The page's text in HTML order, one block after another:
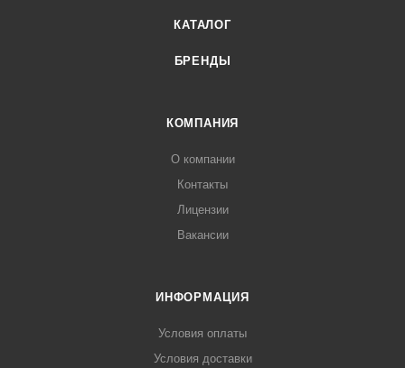
КАТАЛОГ
БРЕНДЫ
КОМПАНИЯ
О компании
Контакты
Лицензии
Вакансии
ИНФОРМАЦИЯ
Условия оплаты
Условия доставки